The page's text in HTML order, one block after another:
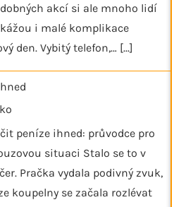
akcí si ale mnoho lidí
i malé komplikace
den. Vybitý telefon,… [...]
peníze ihned: průvodce pro
situaci Stalo se to v
Pračka vydala podivný zvuk,
koupelny se začala rozlévat